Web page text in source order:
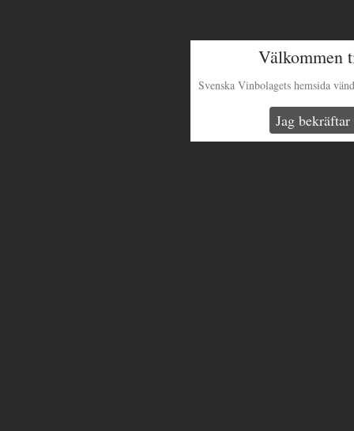
Välkommen
Svenska Vinbolagets hemsida